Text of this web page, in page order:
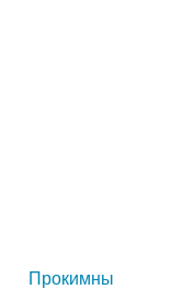
Прокимны